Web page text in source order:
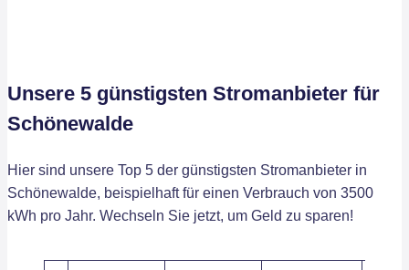
Unsere 5 günstigsten Stromanbieter für
Schönewalde
Hier sind unsere Top 5 der günstigsten Stromanbieter in
Schönewalde, beispielhaft für einen Verbrauch von 3500
kWh pro Jahr. Wechseln Sie jetzt, um Geld zu sparen!